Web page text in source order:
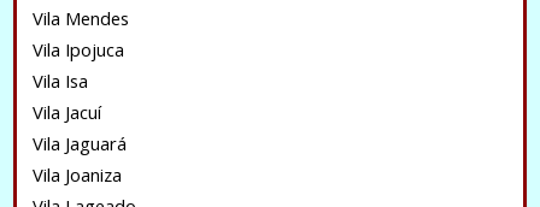
Vila Mendes
Vila Ipojuca
Vila Isa
Vila Jacuí
Vila Jaguará
Vila Joaniza